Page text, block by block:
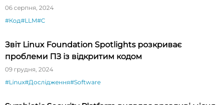
06 серпня, 2024
#Код#LLM#C
Звіт Linux Foundation Spotlights розкриває
проблеми ПЗ із відкритим кодом
09 грудня, 2024
#Linux#Дослідження#Software